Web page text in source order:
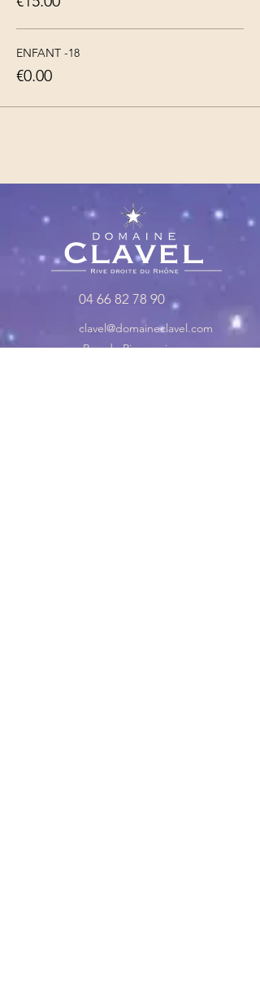
ENFANT -18
€0.00
04 66 82 78 90
clavel@domaineclavel.com
Rue du Pigeonnier